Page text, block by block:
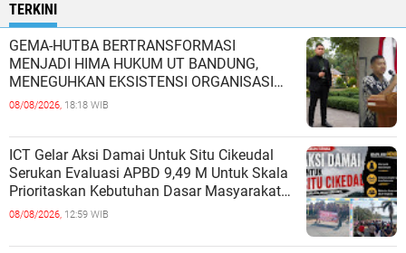
TERKINI
GEMA-HUTBA BERTRANSFORMASI
MENJADI HIMA HUKUM UT BANDUNG,
MENEGUHKAN EKSISTENSI ORGANISASI
MAHASISWA HUKUM UNIVERSITAS
08/08/2026, 18:18 WIB
ICT Gelar Aksi Damai Untuk Situ Cikeudal
Serukan Evaluasi APBD 9,49 M Untuk Skala
Prioritaskan Kebutuhan Dasar Masyarakat
Belum Saat nya Butuh Kawasa
08/08/2026, 12:59 WIB